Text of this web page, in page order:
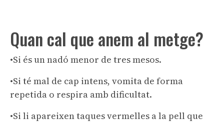
Quan cal que anem al metge?
•Si és un nadó menor de tres mesos.
•Si té mal de cap intens, vomita de forma
repetida o respira amb dificultat.
•Si li apareixen taques vermelles a la pell que